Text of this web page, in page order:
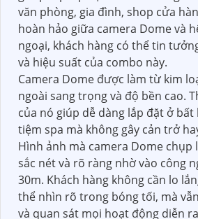
văn phòng, gia đình, shop cửa
hoàn hảo giữa camera Dome và
ngoại, khách hàng có thể tin
và hiệu suất của combo này.
Camera Dome được làm từ kim
ngoài sang trọng và độ bền cao.
của nó giúp dễ dàng lắp đặt ở
tiệm spa mà không gây cản trở
Hình ảnh mà camera Dome chụp
sắc nét và rõ ràng nhờ vào công
30m. Khách hàng không cần lo
thể nhìn rõ trong bóng tối, mà
và quan sát mọi hoạt động diễn